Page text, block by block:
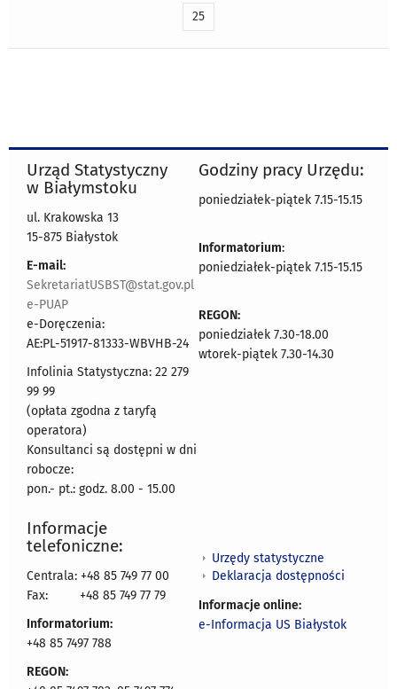
25
Urząd Statystyczny
w Białymstoku
ul. Krakowska 13
15-875 Białystok
E-mail:
SekretariatUSBST@stat.gov.pl
e-PUAP
e-Doręczenia:
AE:PL-51917-81333-WBVHB-24
Infolinia Statystyczna: 22 279
99 99
(opłata zgodna z taryfą
operatora)
Konsultanci są dostępni w dni
robocze:
pon.- pt.: godz. 8.00 - 15.00
Godziny pracy Urzędu:
poniedziałek-piątek 7.15-15.15
Informatorium:
poniedziałek-piątek 7.15-15.15
REGON:
poniedziałek 7.30-18.00
wtorek-piątek 7.30-14.30
Informacje
telefoniczne:
Centrala: +48 85 749 77 00
Fax:
+48 85 749 77 79
Informatorium:
+48 85 7497 788
REGON:
Urzędy statystyczne
Deklaracja dostępności
Informacje online:
e-Informacja US Białystok